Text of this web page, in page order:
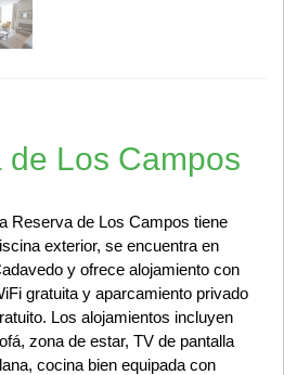
de Los Campos
Reserva de Los Campos tiene
exterior, se encuentra en
y ofrece alojamiento con
gratuita y aparcamiento privado
Los alojamientos incluyen
zona de estar, TV de pantalla
cocina bien equipada con